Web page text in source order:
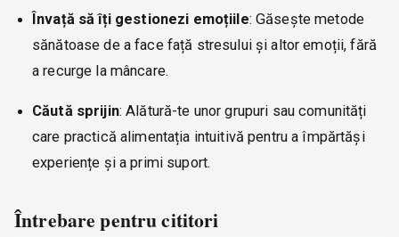
Învață să îți gestionezi emoțiile: Găsește metode
sănătoase de a face față stresului și altor emoții, fără
a recurge la mâncare.
Căută sprijin: Alătură-te unor grupuri sau comunități
care practică alimentația intuitivă pentru a împărtăși
experiențe și a primi suport.
Întrebare pentru cititori